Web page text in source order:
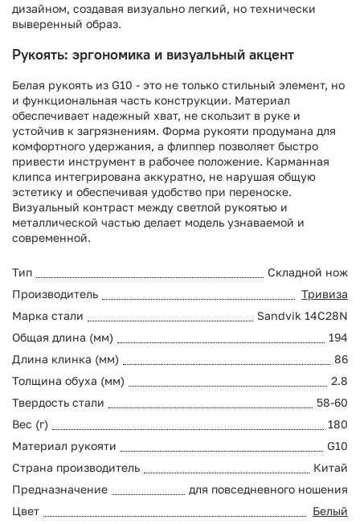
дизайном, создавая визуально легкий, но технически
выверенный образ.
Рукоять: эргономика и визуальный акцент
Белая рукоять из G10 - это не только стильный элемент, но
и функциональная часть конструкции. Материал
обеспечивает надежный хват, не скользит в руке и
устойчив к загрязнениям. Форма рукояти продумана для
комфортного удержания, а флиппер позволяет быстро
привести инструмент в рабочее положение. Карманная
клипса интегрирована аккуратно, не нарушая общую
эстетику и обеспечивая удобство при переноске.
Визуальный контраст между светлой рукоятью и
металлической частью делает модель узнаваемой и
современной.
Тип
Складной нож
Производитель
Тривиза
Марка стали
Sandvik 14C28N
Общая длина (мм)
194
Длина клинка (мм)
86
Толщина обуха (мм)
2.8
Твердость стали
58-60
Вес (г)
180
Материал рукояти
G10
Страна производитель
Китай
Предназначение
для повседневного ношения
Цвет
Белый